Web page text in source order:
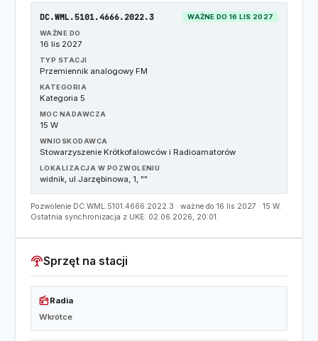
DC.WML.5101.4666.2022.3 WAŻNE DO 16 LIS 2027
WAŻNE DO
16 lis 2027
TYP STACJI
Przemiennik analogowy FM
KATEGORIA
Kategoria 5
MOC NADAWCZA
15 W
WNIOSKODAWCA
Stowarzyszenie Krótkofalowców i Radioamatorów
LOKALIZACJA W POZWOLENIU
widnik, ul.Jarzębinowa, 1, ""
Pozwolenie DC.WML.5101.4666.2022.3 · ważne do 16 lis 2027 · 15 W.
Ostatnia synchronizacja z UKE: 02.06.2026, 20:01.
settings_input_antennaSprzęt na stacji
radioRadia
Wkrótce